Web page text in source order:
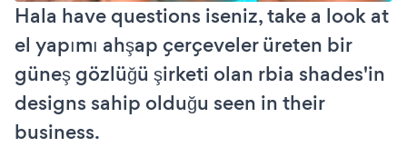
Hala have questions iseniz, take a look at
el yapımı ahşap çerçeveler üreten bir
güneş gözlüğü şirketi olan rbia shades'in
designs sahip olduğu seen in their
business.